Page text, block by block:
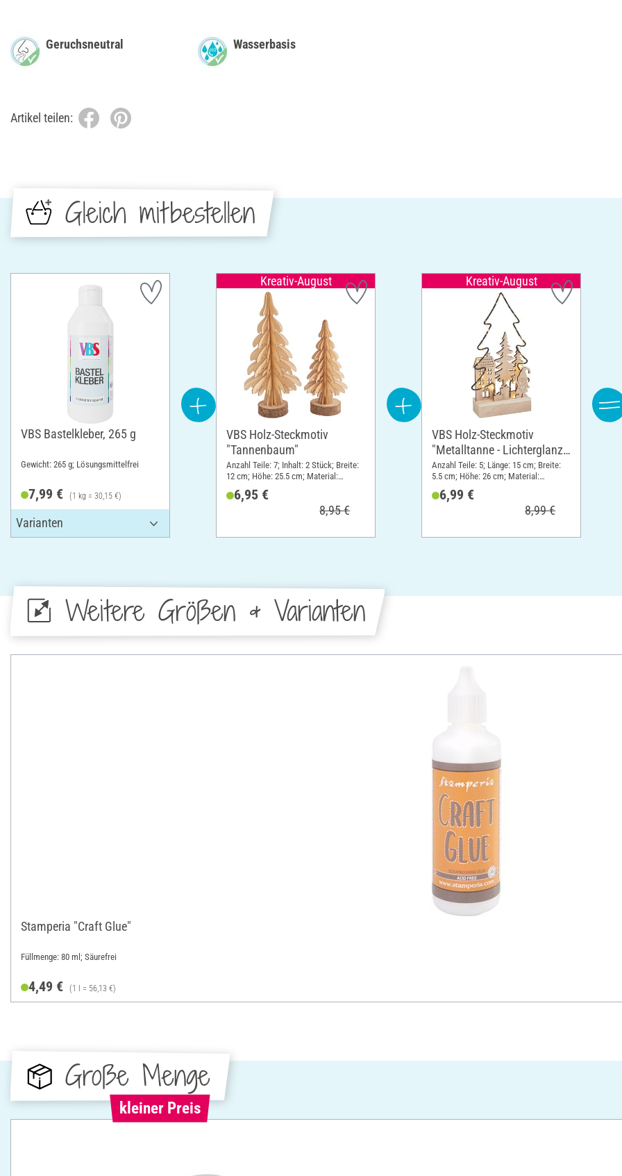
Geruchsneutral Wasserbasis
Artikel teilen:
Gleich mitbestellen
VBS Bastelkleber, 265 g
Gewicht: 265 g; Lösungsmittelfrei
7,99 € (1 kg = 30,15 €)
Kreativ-August
VBS Holz-Steckmotiv
"Tannenbaum"
Anzahl Teile: 7; Inhalt: 2 Stück; Breite:
12 cm; Höhe: 25.5 cm; Material:
6,95 €
8,95 €
Kreativ-August
VBS Holz-Steckmotiv
"Metalltanne - Lichterglanz",
inkl. LED
Anzahl Teile: 5; Länge: 15 cm; Breite:
5.5 cm; Höhe: 26 cm; Material:
6,99 €
8,99 €
Weitere Größen & Varianten
Stamperia "Craft Glue"
Füllmenge: 80 ml; Säurefrei
4,49 € (1 l = 56,13 €)
Große Menge
kleiner Preis